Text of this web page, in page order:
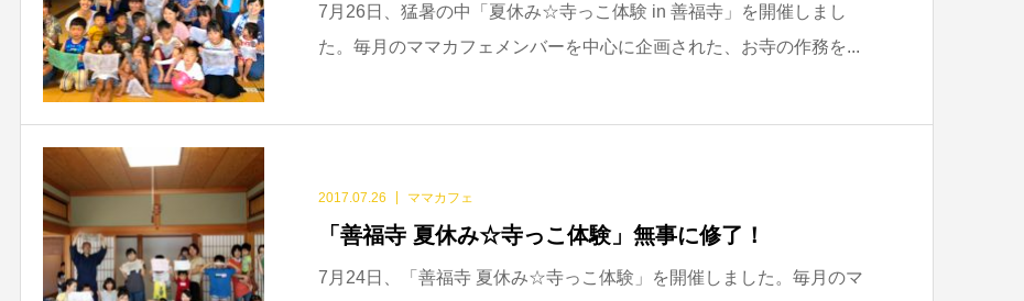
7月26日、猛暑の中「夏休み☆寺っこ体験 in 善福寺」を開催しまし
た。毎月のママカフェメンバーを中心に企画された、お寺の作務を...
2017.07.26 ママカフェ
「善福寺 夏休み☆寺っこ体験」無事に修了！
7月24日、「善福寺 夏休み☆寺っこ体験」を開催しました。毎月のマ